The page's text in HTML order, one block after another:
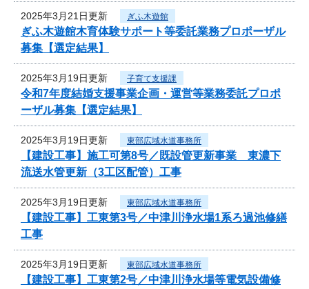
2025年3月21日更新 ぎふ木遊館
ぎふ木遊館木育体験サポート等委託業務プロポーザル
募集【選定結果】
2025年3月19日更新 子育て支援課
令和7年度結婚支援事業企画・運営等業務委託プロポ
ーザル募集【選定結果】
2025年3月19日更新 東部広域水道事務所
【建設工事】施工可第8号／既設管更新事業 東濃下
流送水管更新（3工区配管）工事
2025年3月19日更新 東部広域水道事務所
【建設工事】工東第3号／中津川浄水場1系ろ過池修繕
工事
2025年3月19日更新 東部広域水道事務所
【建設工事】工東第2号／中津川浄水場等電気設備修